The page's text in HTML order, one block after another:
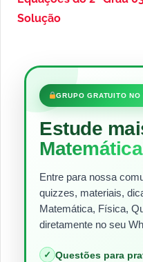
Solução
GRUPO GRATUITO NO
Estude
Entre para nossa
quizzes, materiais,
Matemática, Física,
diretamente no seu
✓ Questões para